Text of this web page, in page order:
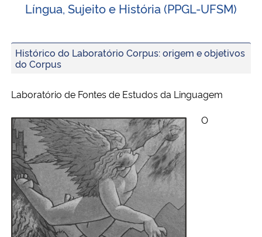
Língua, Sujeito e História (PPGL-UFSM)
Histórico do Laboratório Corpus: origem e objetivos
do Corpus
Laboratório de Fontes de Estudos da Linguagem
O